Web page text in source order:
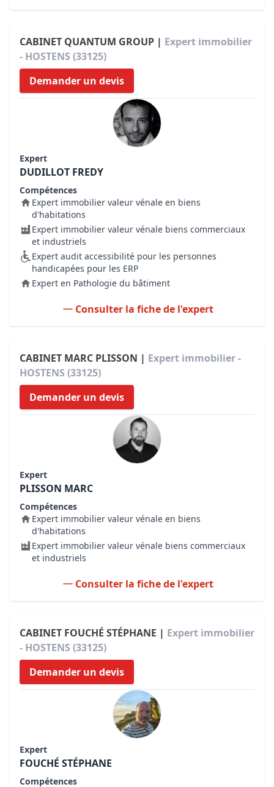
CABINET QUANTUM GROUP | Expert immobilier
- HOSTENS (33125)
Demander un devis
Expert
DUDILLOT FREDY
Compétences
Expert immobilier valeur vénale en biens
d'habitations
Expert immobilier valeur vénale biens commerciaux
et industriels
Expert audit accessibilité pour les personnes
handicapées pour les ERP
Expert en Pathologie du bâtiment
Consulter la fiche de l'expert
CABINET MARC PLISSON | Expert immobilier -
HOSTENS (33125)
Demander un devis
Expert
PLISSON MARC
Compétences
Expert immobilier valeur vénale en biens
d'habitations
Expert immobilier valeur vénale biens commerciaux
et industriels
Consulter la fiche de l'expert
CABINET FOUCHÉ STÉPHANE | Expert immobilier
- HOSTENS (33125)
Demander un devis
Expert
FOUCHÉ STÉPHANE
Compétences